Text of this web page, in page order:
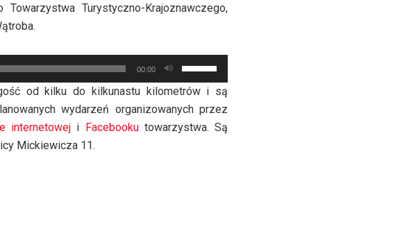
Turystyczno-Krajoznawczego,
00:00
Używaj
strzałek
góry
od kilku do kilkunastu kilometrów i są
wydarzeń organizowanych przez
internetowej i Facebookutowarzystwa. Są
Mickiewicza 11.